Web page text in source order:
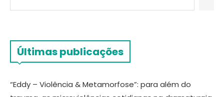
Últimas publicações
“Eddy – Violência & Metamorfose”: para além do